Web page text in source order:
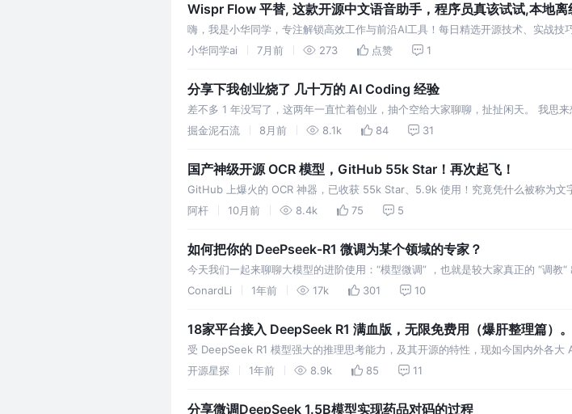
Wispr Flow 平替, 这款开源中文语音助手，程序员真该试试,本地
版）
嗨，我是小华同学，专注解锁高效工作与前沿AI工具！每日精选开源技术、实战
阅，与10万+技术人共享升级秘籍！ 解决啥问题 它是一个 开源桌面应用，用本地语
小华同学ai 7月前 273 点赞 1
分享下我创业烧了 几十万的 AI Coding 经验
差不多 1 年没写了，这两年一直忙着创业，抽个空给大家聊聊，扯扯闲天。 我思
搞技术的创业要注意哪些是 创业上班有啥不同 怎么融资，投
掘金泥石流 8月前 8.1k 84 31
国产神级开源 OCR 模型，GitHub 55k Star！再次起飞！
GitHub 上爆火的 OCR 神器，已收获 55k Star、5.9k 使用！究竟凭什么被称为文
阿杆
10月前 8.4k 75 5
如何把你的 DeePseek-R1 微调为某个领域的专家？
今天我们一起来聊聊大模型的进阶使用：“模型微调” ，也就是较大家真正的 “调教
用习惯的个性化模型。
ConardLi 1年前 17k 301 10
18家平台接入 DeepSeek R1 满血版，无限免费用（爆肝整理篇）。
受 DeepSeek R1 模型强大的推理思考能力，及其开源的特性，现如今国内外各
DeepSeek 官方人流量引入各家平
开源星探 1年前 8.9k 85 11
分享微调DeepSeek 1.5B模型实现药品对码的过程